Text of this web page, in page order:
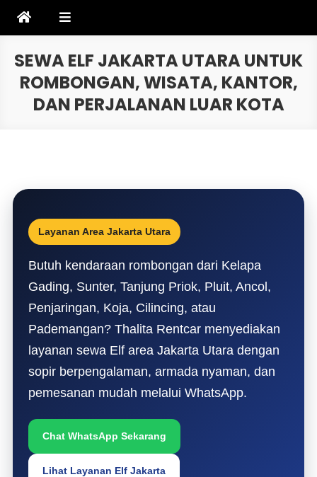
SEWA ELF JAKARTA UTARA UNTUK
ROMBONGAN, WISATA, KANTOR,
DAN PERJALANAN LUAR KOTA
Layanan Area Jakarta Utara
Butuh kendaraan rombongan dari Kelapa
Gading, Sunter, Tanjung Priok, Pluit, Ancol,
Penjaringan, Koja, Cilincing, atau
Pademangan? Thalita Rentcar menyediakan
layanan sewa Elf area Jakarta Utara dengan
sopir berpengalaman, armada nyaman, dan
pemesanan mudah melalui WhatsApp.
Chat WhatsApp Sekarang
Lihat Layanan Elf Jakarta